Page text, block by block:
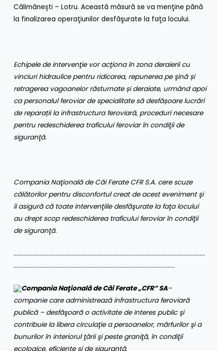
Călimănești – Lotru. Această măsură se va menţine pănă
la finalizarea operaţiunilor desfăşurate la faţa locului.
Echipele de intervenţie vor acţiona în zona deraierii cu
vinciuri hidraulice pentru ridicarea, repunerea pe şină și
retragerea vagoanelor răsturnate și deraiate, urmând apoi
ca personalul feroviar de specialitate să desfășoare lucrări
de reparații la infrastructura feroviară, proceduri necesare
pentru redeschiderea traficului feroviar în condiţii de
siguranţă.
Compania Naţională de Căi Ferate CFR S.A. cere scuze
călătorilor pentru disconfortul creat de acest eveniment şi
îi asigură că toate intervenţiile desfăşurate la faţa locului
au drept scop redeschiderea traficului feroviar în condiţii
de siguranţă.
……………………………………………………………………………………………………………………
…………………………………………………………………………………………………
Compania Naţională de Căi Ferate „CFR” SA–
companie care administrează infrastructura feroviară
publică – desfăşoară o activitate de interes public şi
contribuie la libera circulaţie a persoanelor, mărfurilor şi a
bunurilor în interiorul ţării şi peste graniţă, în condiţii
ecologice, eficiente şi de siguranţă.